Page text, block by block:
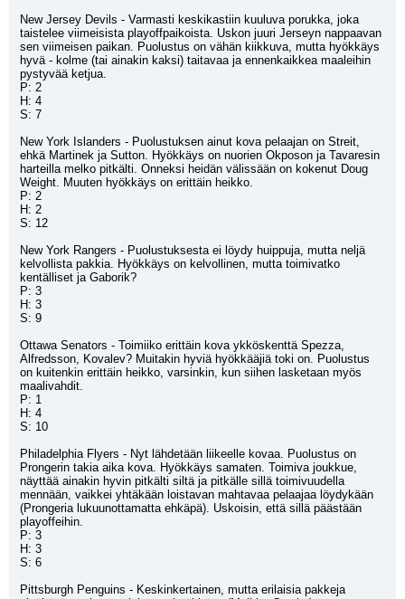
New Jersey Devils - Varmasti keskikastiin kuuluva porukka, joka
taistelee viimeisista playoffpaikoista. Uskon juuri Jerseyn nappaavan
sen viimeisen paikan. Puolustus on vähän kiikkuva, mutta hyökkäys
hyvä - kolme (tai ainakin kaksi) taitavaa ja ennenkaikkea maaleihin
pystyvää ketjua.
P: 2
H: 4
S: 7
New York Islanders - Puolustuksen ainut kova pelaajan on Streit,
ehkä Martinek ja Sutton. Hyökkäys on nuorien Okposon ja Tavaresin
harteilla melko pitkälti. Onneksi heidän välissään on kokenut Doug
Weight. Muuten hyökkäys on erittäin heikko.
P: 2
H: 2
S: 12
New York Rangers - Puolustuksesta ei löydy huippuja, mutta neljä
kelvollista pakkia. Hyökkäys on kelvollinen, mutta toimivatko
kentälliset ja Gaborik?
P: 3
H: 3
S: 9
Ottawa Senators - Toimiiko erittäin kova ykköskenttä Spezza,
Alfredsson, Kovalev? Muitakin hyviä hyökkääjiä toki on. Puolustus
on kuitenkin erittäin heikko, varsinkin, kun siihen lasketaan myös
maalivahdit.
P: 1
H: 4
S: 10
Philadelphia Flyers - Nyt lähdetään liikeelle kovaa. Puolustus on
Prongerin takia aika kova. Hyökkäys samaten. Toimiva joukkue,
näyttää ainakin hyvin pitkälti siltä ja pitkälle sillä toimivuudella
mennään, vaikkei yhtäkään loistavan mahtavaa pelaajaa löydykään
(Prongeria lukuunottamatta ehkäpä). Uskoisin, että sillä päästään
playoffeihin.
P: 3
H: 3
S: 6
Pittsburgh Penguins - Keskinkertainen, mutta erilaisia pakkeja